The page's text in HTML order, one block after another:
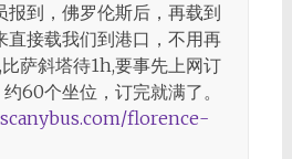
报到，佛罗伦斯后，再载到
直接载我们到港口，不用再
萨斜塔待1h,要事先上网订
60个坐位，订完就满了。
florence-